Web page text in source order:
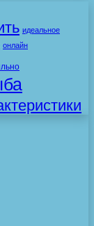
идеальное
онлайн